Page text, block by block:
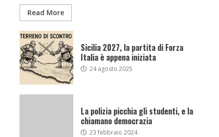
Read More
Sicilia 2027, la partita di Forza
Italia è appena iniziata
24 agosto 2025
La polizia picchia gli studenti, e la
chiamano democrazia
23 febbraio 2024